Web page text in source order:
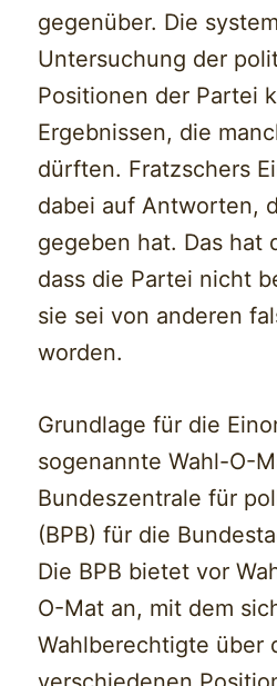
gegenüber. Die
Untersuchung der
Positionen der Partei
Ergebnissen, die
dürften. Fratzschers
dabei auf Antworten,
gegeben hat. Das hat
dass die Partei nicht
sie sei von anderen
worden.
Grundlage für die
sogenannte Wahl-O-
Bundeszentrale für
(BPB) für die
Die BPB bietet vor
O-Mat an, mit dem
Wahlberechtigte über